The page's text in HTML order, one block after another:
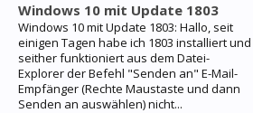
Windows 10 mit Update 1803
Windows 10 mit Update 1803: Hallo, seit
einigen Tagen habe ich 1803 installiert und
seither funktioniert aus dem Datei-
Explorer der Befehl "Senden an" E-Mail-
Empfänger (Rechte Maustaste und dann
Senden an auswählen) nicht...